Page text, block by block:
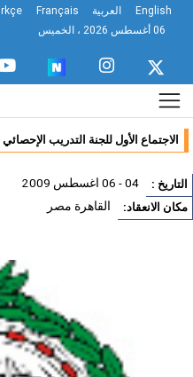
English العربية Français
Türkçe
الاجتماع الأول للجنة التدريب الإحصائي
: 04 - 06 اغسطس 2009
الانعقاد: القاهرة مصر